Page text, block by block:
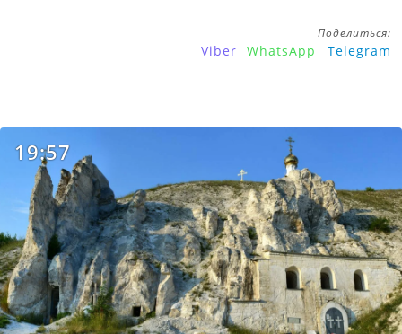
Поделиться:
Viber WhatsApp Telegram
19:57